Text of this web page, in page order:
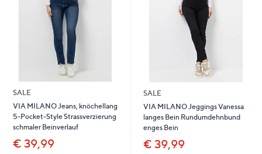
SALE
VIA MILANO Jeans, knöchellang
5-Pocket-Style Strassverzierung
schmaler Beinverlauf
€ 39,99
SALE
VIA MILANO Jeggings Vanessa
langes Bein Rundumdehnbund
enges Bein
€ 39,99